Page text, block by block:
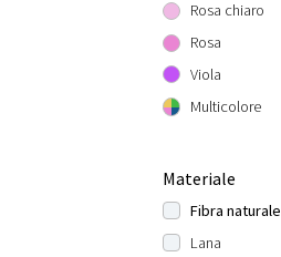
Rosa chiaro
Rosa
Viola
Multicolore
Materiale
Fibra naturale
Lana